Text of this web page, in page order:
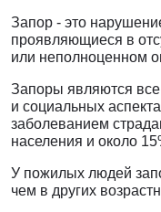
Запор - это
проявляющиеся в
или неполноценном
Запоры являются
и социальных
заболеванием
населения и около
У пожилых людей
чем в других